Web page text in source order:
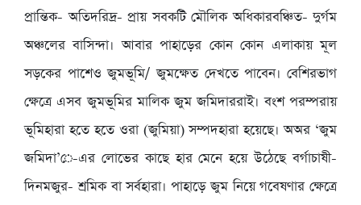
প্রান্তিক- অতিদরিদ্র- প্রায় সবকটি মৌলিক অধিকারবঞ্চিত- দুর্গম
অঞ্চলের বাসিন্দা। আবার পাহাড়ের কোন কোন এলাকায় মূল
সড়কের পাশেও জুমভূমি/ জুমক্ষেত দেখতে পাবেন। বেশিরভাগ
ক্ষেত্রে এসব জুমভূমির মালিক জুম জমিদাররাই। বংশ পরম্পরায়
ভূমিহারা হতে হতে ওরা (জুমিয়া) সম্পদহারা হয়েছে। অঅর ‘জুম
জমিদা’ে-এর লোভের কাছে হার মেনে হয়ে উঠেছে বর্গাচাষী-
দিনমজুর- শ্রমিক বা সর্বহারা। পাহাড়ে জুম নিয়ে গবেষণার ক্ষেত্রে